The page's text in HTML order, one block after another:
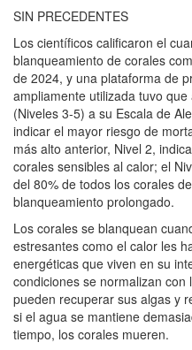
SIN PRECEDENTES
Los científicos calificaron el
blanqueamiento de corales
de 2024, y una plataforma de
ampliamente utilizada tuvo
(Niveles 3-5) a su Escala de
indicar el mayor riesgo de
más alto anterior, Nivel 2,
corales sensibles al calor; el
del 80% de todos los corales
blanqueamiento prolongado.
Los corales se blanquean
estresantes como el calor les
energéticas que viven en su
condiciones se normalizan
pueden recuperar sus algas y
si el agua se mantiene
tiempo, los corales mueren.